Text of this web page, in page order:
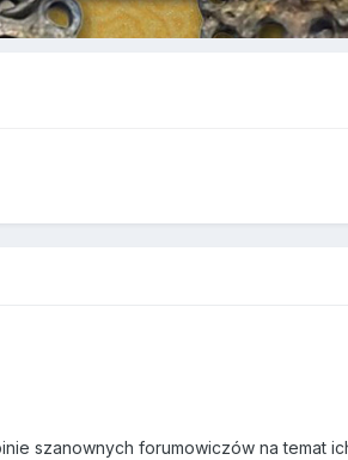
szanownych forumowiczów na temat